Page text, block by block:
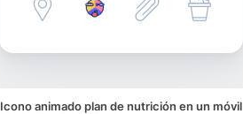
Icono animado plan de nutrición en un móvil